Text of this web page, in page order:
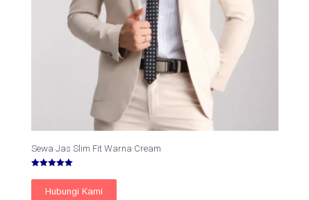
Sewa Jas Slim Fit Warna Cream
5.00
dari 5Hubungi Kami